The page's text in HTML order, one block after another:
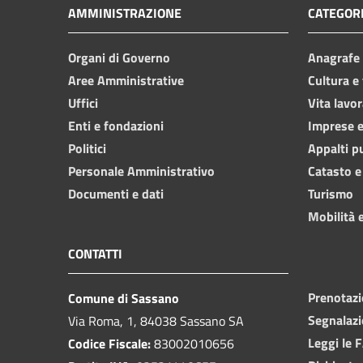
AMMINISTRAZIONE
Organi di Governo
Aree Amministrative
Uffici
Enti e fondazioni
Politici
Personale Amministrativo
Documenti e dati
Cultura
Vita
Imprese
Appalti
Catasto
Turismo
Mobilità
CONTATTI
Comune di Sassano
Via Roma, 1, 84038 Sassano SA
Codice Fiscale:83002010656
Leggi le